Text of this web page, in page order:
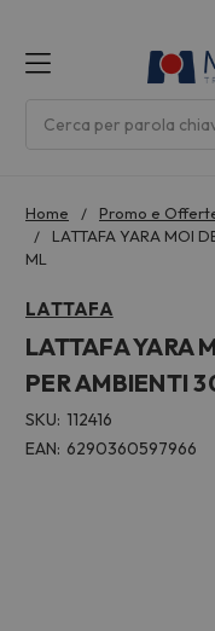
Home Promo e
LATTAFA YARA MOI
ML
LATTAFA
LATTAFA YARA
PER AMBIENTI
SKU: 112416
EAN: 6290360597966